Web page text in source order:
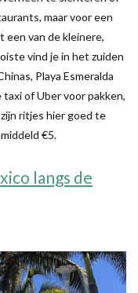
maar voor een
een van de kleinere,
vind je in het zuiden
Playa Esmeralda
taxi of Uber voor pakken,
ritjes hier goed te
€5.
langs de